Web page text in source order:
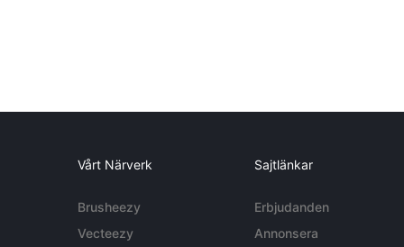
Vårt Närverk
Brusheezy
Vecteezy
Sajtlänkar
Erbjudanden
Annonsera